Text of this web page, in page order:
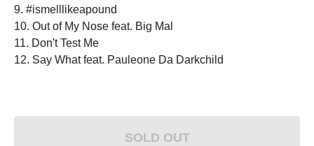
9. #ismelllikeapound
10. Out of My Nose feat. Big Mal
11. Don't Test Me
12. Say What feat. Pauleone Da Darkchild
SOLD OUT